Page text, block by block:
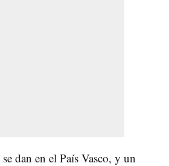
dan en el País Vasco, y un